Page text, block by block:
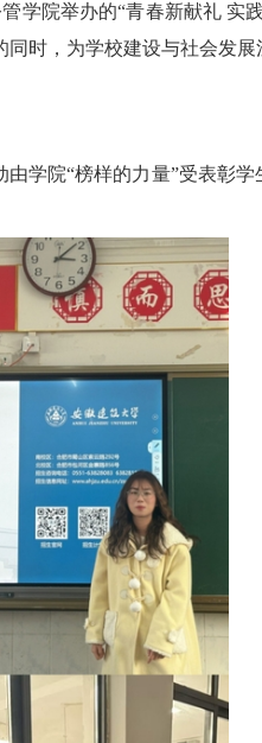
学院举办的“青春新献礼 实
同时，为学校建设与社会发展
由学院“榜样的力量”受表彰